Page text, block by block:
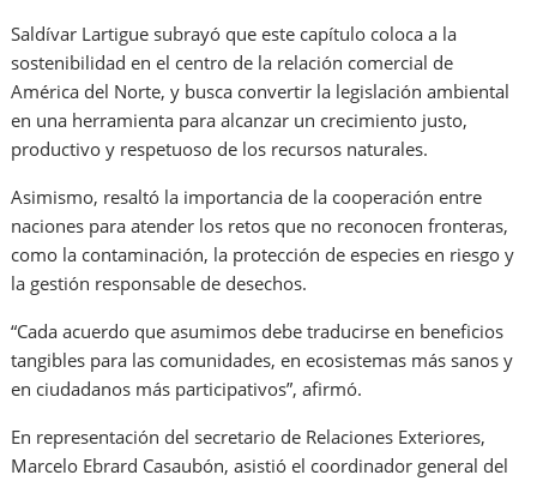
Saldívar Lartigue subrayó que este capítulo coloca a la
sostenibilidad en el centro de la relación comercial de
América del Norte, y busca convertir la legislación ambiental
en una herramienta para alcanzar un crecimiento justo,
productivo y respetuoso de los recursos naturales.
Asimismo, resaltó la importancia de la cooperación entre
naciones para atender los retos que no reconocen fronteras,
como la contaminación, la protección de especies en riesgo y
la gestión responsable de desechos.
“Cada acuerdo que asumimos debe traducirse en beneficios
tangibles para las comunidades, en ecosistemas más sanos y
en ciudadanos más participativos”, afirmó.
En representación del secretario de Relaciones Exteriores,
Marcelo Ebrard Casaubón, asistió el coordinador general del